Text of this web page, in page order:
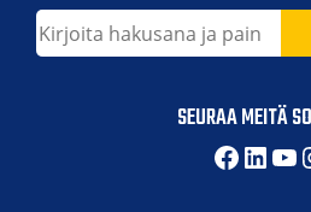
Etsi
SEURAA MEITÄ